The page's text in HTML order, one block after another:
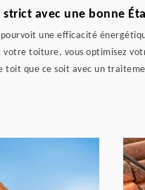
strict avec une bonne
une efficacité
toiture, vous optimisez
toit que ce soit avec un